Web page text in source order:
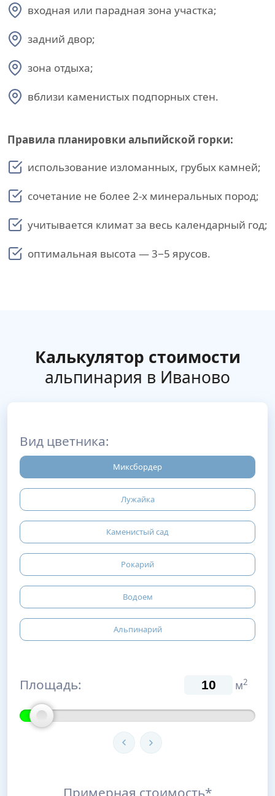
входная или парадная зона участка;
задний двор;
зона отдыха;
вблизи каменистых подпорных стен.
Правила планировки альпийской горки:
использование изломанных, грубых камней;
сочетание не более 2-х минеральных пород;
учитывается климат за весь календарный год;
оптимальная высота — 3−5 ярусов.
Калькулятор стоимости
альпинария в Иваново
Вид цветника:
Миксбордер
Лужайка
Каменистый сад
Рокарий
Водоем
Альпинарий
Площадь: м2
Примерная стоимость*